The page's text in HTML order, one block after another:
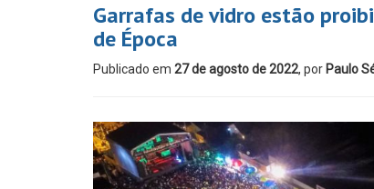
Garrafas de vidro estão
de Época
Publicado em 27 de agosto de 2022, por Paulo